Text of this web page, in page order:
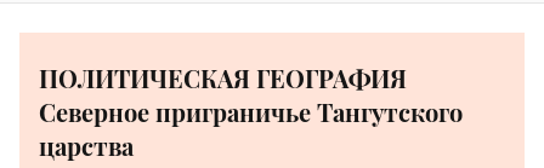
ПОЛИТИЧЕСКАЯ ГЕОГРАФИЯ
Северное приграничье Тангутского
царства